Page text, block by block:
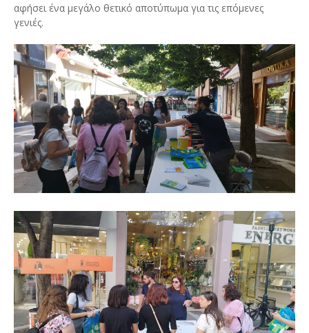
αφήσει ένα μεγάλο θετικό αποτύπωμα για τις επόμενες
γενιές.